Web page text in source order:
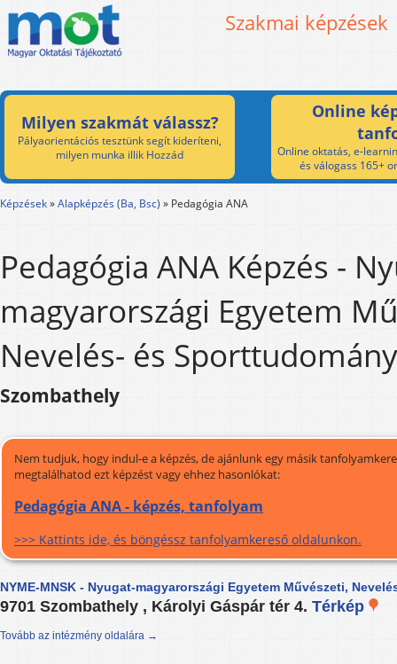
Szakmai képzések
Milyen szakmát válassz?
Pályaorientációs tesztünk segít kideríteni,
milyen munka illik Hozzád
Online
Online oktatás, e-
és válogass 165+
Képzések»Alapképzés (Ba, Bsc) » Pedagógia ANA
Pedagógia ANA Képzés -
magyarországi Egyetem
Nevelés- és
Szombathely
Nem tudjuk, hogy indul-e a képzés, de ajánlunk egy másik
megtalálhatod ezt képzést vagy ehhez hasonlókat:
Pedagógia ANA - képzés, tanfolyam
>>> Kattints ide, és böngéssz tanfolyamkereső oldalunkon.
NYME-MNSK - Nyugat-magyarországi Egyetem Művészeti,
9701 Szombathely , Károlyi Gáspár tér 4. Térkép
Tovább az intézmény oldalára →